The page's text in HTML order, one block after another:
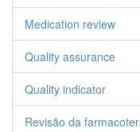
Medication review
Quality assurance
Quality indicator
Revisão da